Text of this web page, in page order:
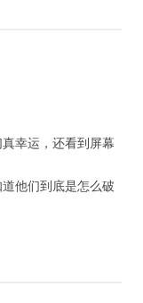
幸运，还看到屏幕
他们到底是怎么破